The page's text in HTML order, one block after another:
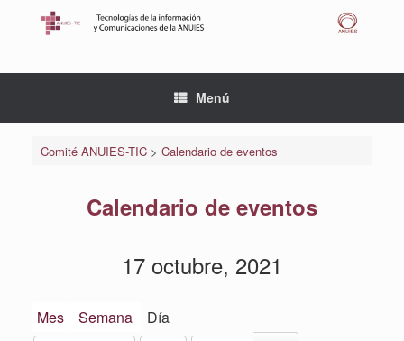
Menú
Comité ANUIES-TIC> Calendario de eventos
Calendario de eventos
17 octubre, 2021
Mes Semana Día